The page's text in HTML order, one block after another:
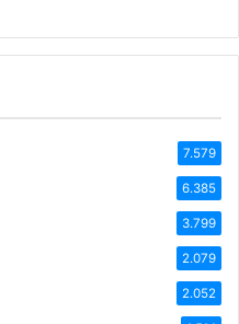
7.579
6.385
3.799
2.079
2.052